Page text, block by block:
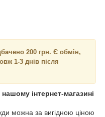
200 грн. Є обмін,
1-3 днів після
інтернет-магазині
можна за вигідною ціною